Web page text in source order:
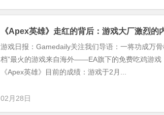
《Apex英雄》走红的背后：游戏大厂激烈的
游戏日报：Gamedaily关注我们导语：一将功成万
档”最火的游戏来自海外——EA旗下的免费吃鸡游戏
《Apex英雄》目前的成绩：游戏于2月...
02月28日